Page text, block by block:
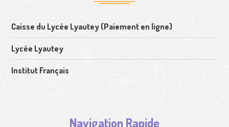
Caisse du Lycée Lyautey (Paiement en ligne)
Lycée Lyautey
Institut Français
Navigation Rapide